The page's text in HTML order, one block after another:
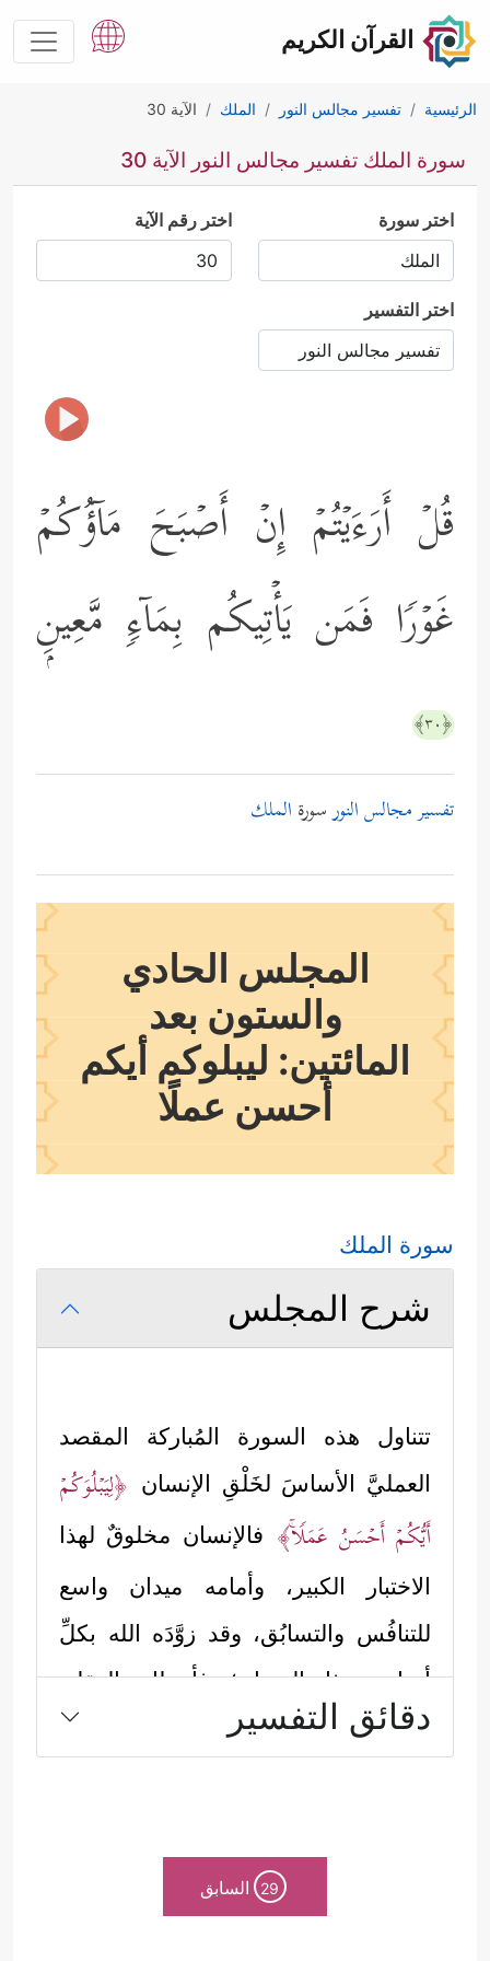
القرآن الكريم
الرئيسية تفسير مجالس النور الملك الآية 30
سورة الملك تفسير مجالس النور الآية 30
اختر سورة اختر رقم الآية
اختر التفسير
قُلۡ أَرَءَیۡتُمۡ إِنۡ أَصۡبَحَ مَاۤؤُكُمۡ
غَوۡرࣰا فَمَن یَأۡتِیكُم بِمَاۤءࣲ مَّعِینِۭ
﴿٣٠﴾
تفسير مجالس النورسورة الملك
المجلس الحادي
والستون بعد
المائتين: ليبلوكم أيكم
أحسن عملًا
سورة الملك
شرح المجلس
تتناول هذه السورة المُباركة المقصد
العمليَّ الأساسَ لخَلْقِ الإنسان ﴿لِیَبۡلُوَكُمۡ
أَیُّكُمۡ أَحۡسَنُ عَمَلࣰاۚ﴾ فالإنسان مخلوقٌ لهذا
الاختبار الكبير، وأمامه ميدان واسع
للتنافُس والتسابُق، وقد زوَّدَه الله بكلِّ
أدوات هذا الميدان؛ فأعطاه العقل،
وأعطاه الإرادة، وركَّبَه بالصورة المناسبة
الأُسُس التي ينطلِق منها، والمعايير التي
يُحاكم عليها.
دقائق التفسير
29 السابق